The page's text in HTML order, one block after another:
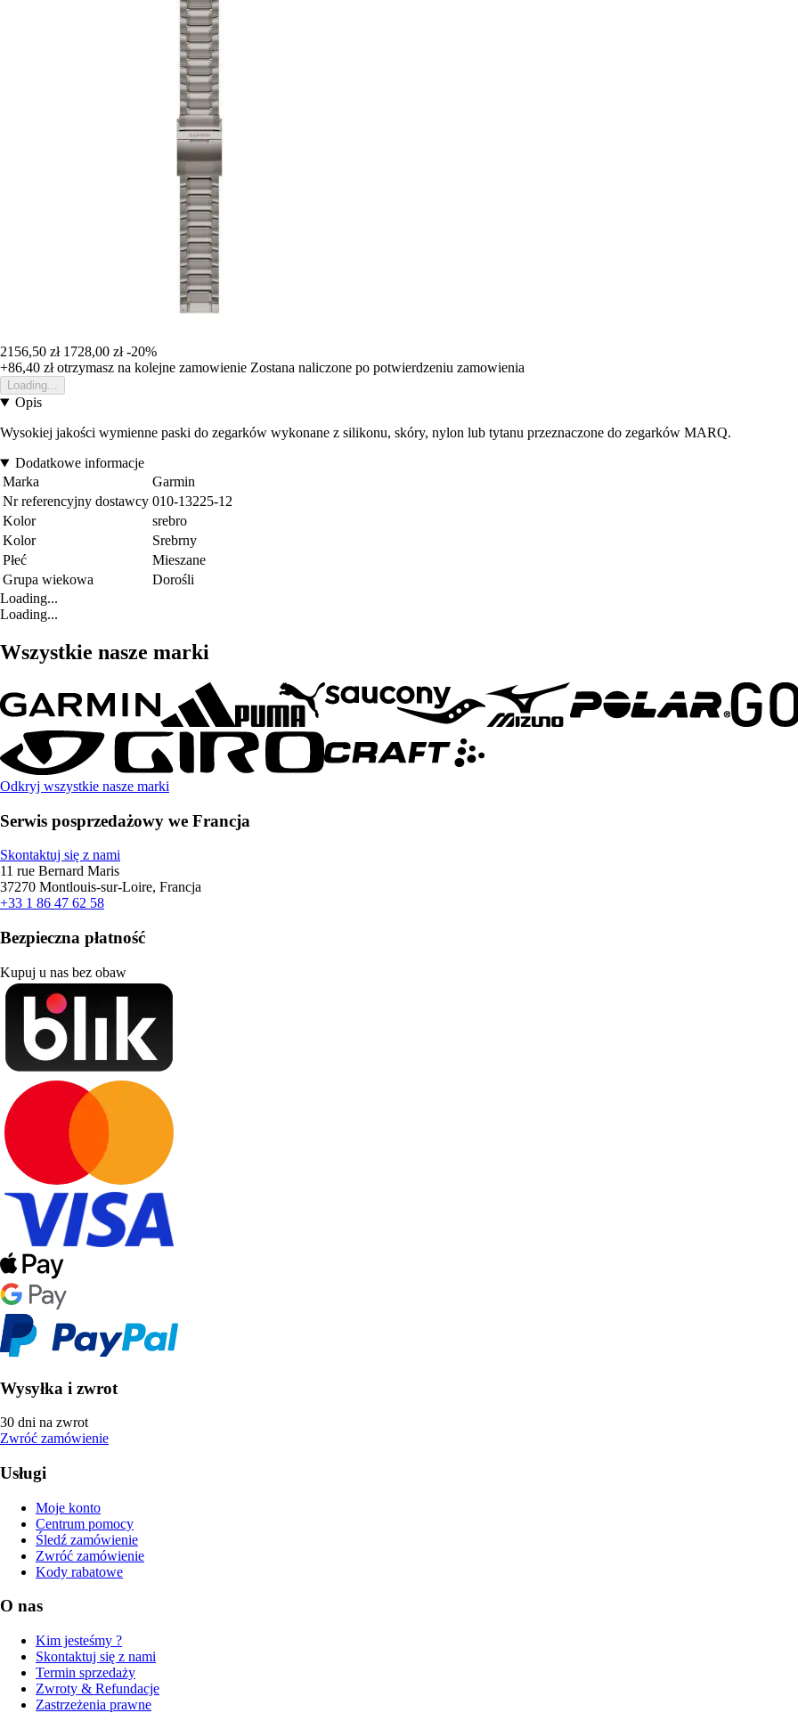
2156,50 zł 1728,00 zł -20%
+86,40 złotrzymasz na kolejne zamowienie Zostana naliczone po potwierdzeniu zamowienia
Loading...
Opis
Wysokiej jakości wymienne paski do zegarków wykonane z silikonu, skóry, nylon lub tytanu przeznaczone do zegarków MARQ.
Dodatkowe informacje
Marka
Garmin
Nr referencyjny dostawcy 010-13225-12
Kolor
srebro
Kolor
Srebrny
Płeć
Mieszane
Grupa wiekowa
Dorośli
Loading...
Loading...
Wszystkie nasze marki
Odkryj wszystkie nasze marki
Serwis posprzedażowy we Francja
Skontaktuj się z nami
11 rue Bernard Maris
37270 Montlouis-sur-Loire, Francja
+33 1 86 47 62 58
Bezpieczna płatność
Kupuj u nas bez obaw
Wysyłka i zwrot
30 dni na zwrot
Zwróć zamówienie
Usługi
Moje konto
Centrum pomocy
Śledź zamówienie
Zwróć zamówienie
Kody rabatowe
O nas
Kim jesteśmy ?
Skontaktuj się z nami
Termin sprzedaży
Zwroty & Refundacje
Zastrzeżenia prawne